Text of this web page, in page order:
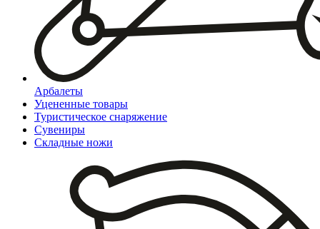
Арбалеты
Уцененные товары
Туристическое снаряжение
Сувениры
Складные ножи